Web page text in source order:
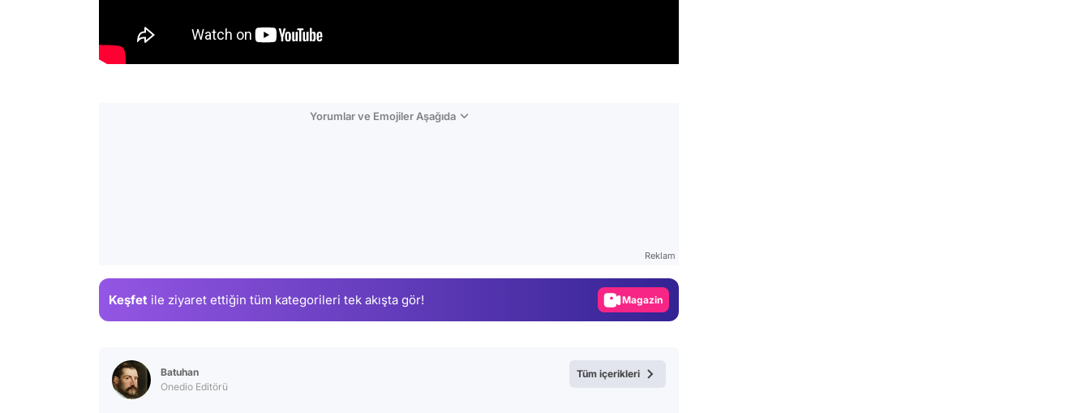
Yorumlar ve Emojiler Aşağıda
Reklam
Keşfet ile ziyaret ettiğin tüm kategorileri tek akışta gör! Magazin
Batuhan
Onedio Editörü
Tüm içerikleri